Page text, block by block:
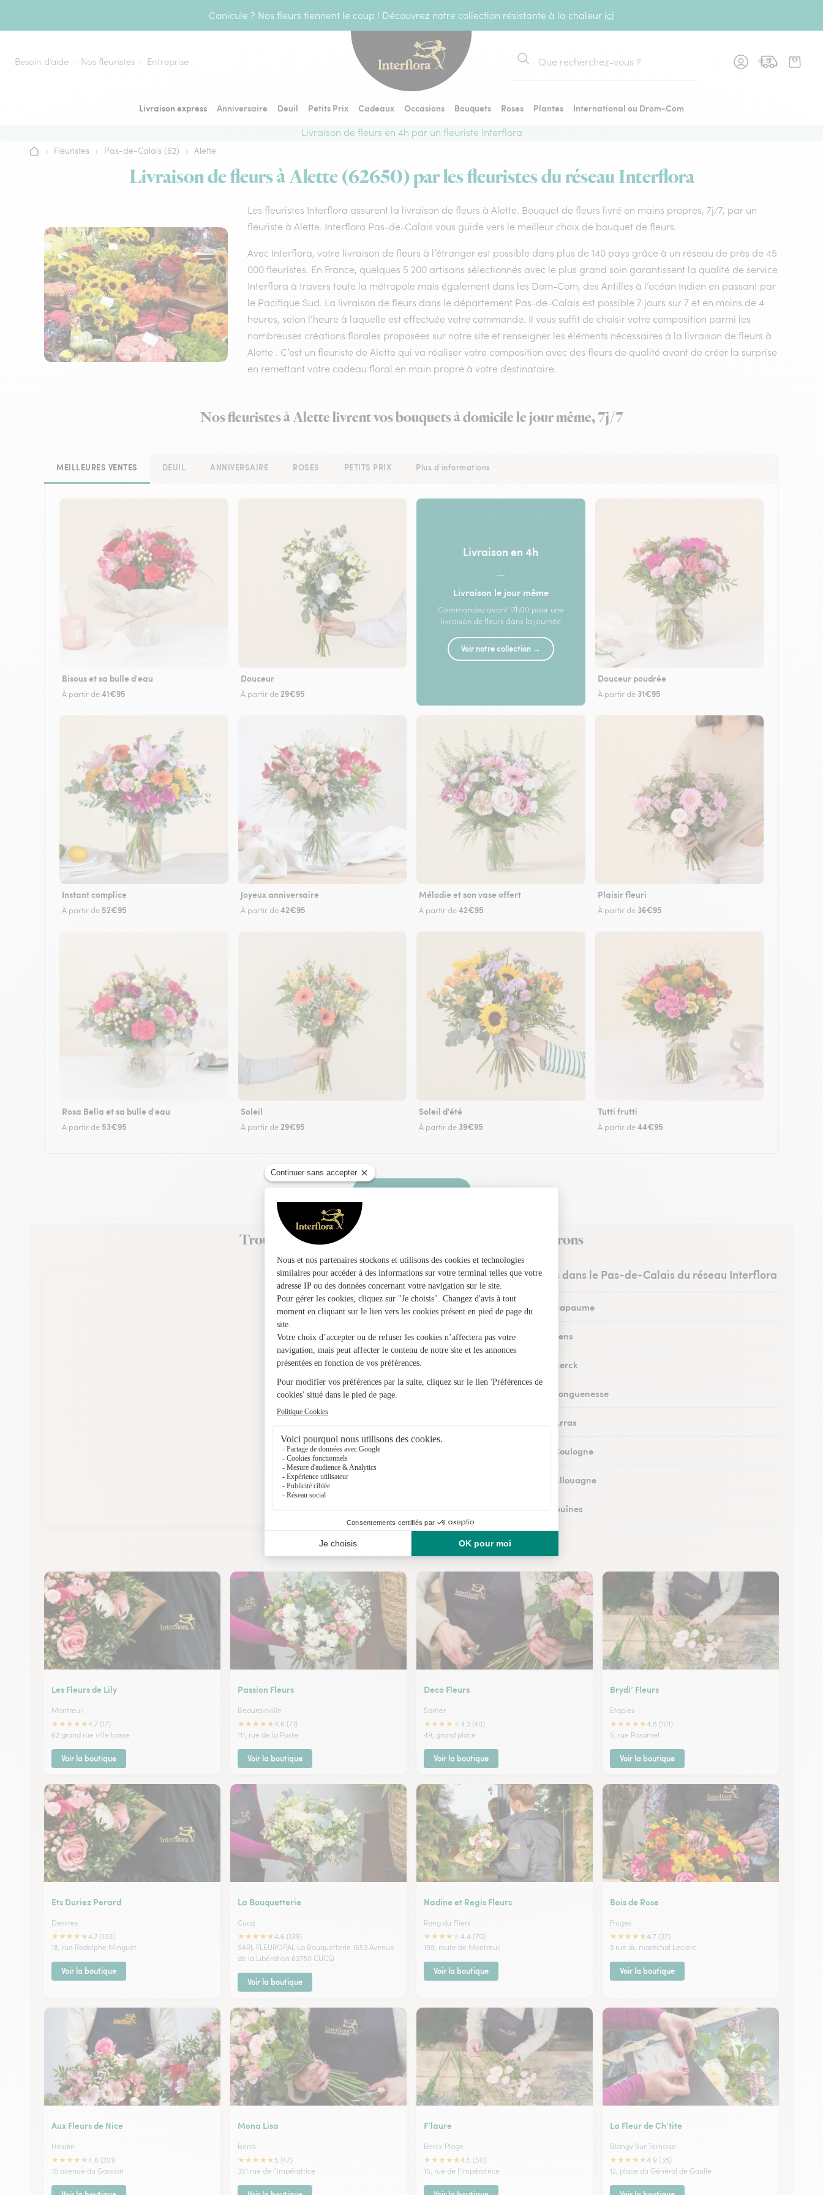
Canicule ? Nos fleurs tiennent le coup ! Découvrez notre collection résistante à la chaleur ici
Besoin d’aide Nos fleuristes Entreprise
Rechercher
Livraison express Anniversaire Deuil Petits Prix Cadeaux Occasions Bouquets Roses Plantes
International ou Drom-Com
Livraison de fleurs en 4h par un fleuriste Interflora
Accueil
› Fleuristes › Pas-de-Calais (62) › Alette
Livraison de fleurs à Alette (62650) par les fleuristes du réseau Interflora
Les fleuristes Interflora assurent la livraison de fleurs à Alette. Bouquet de fleurs livré en mains propres, 7j/7, par un
fleuriste à Alette. Interflora Pas-de-Calais vous guide vers le meilleur choix de bouquet de fleurs.
Avec Interflora, votre livraison de fleurs à l’étranger est possible dans plus de 140 pays grâce à un réseau de près de 45
000 fleuristes. En France, quelques 5 200 artisans sélectionnés avec le plus grand soin garantissent la qualité de service
Interflora à travers toute la métropole mais également dans les Dom-Com, des Antilles à l’océan Indien en passant par
le Pacifique Sud. La livraison de fleurs dans le département Pas-de-Calais est possible 7 jours sur 7 et en moins de 4
heures, selon l’heure à laquelle est effectuée votre commande. Il vous suffit de choisir votre composition parmi les
nombreuses créations florales proposées sur notre site et renseigner les éléments nécessaires à la livraison de fleurs à
Alette . C’est un fleuriste de Alette qui va réaliser votre composition avec des fleurs de qualité avant de créer la surprise
en remettant votre cadeau floral en main propre à votre destinataire.
Nos fleuristes à Alette livrent vos bouquets à domicile le jour même, 7j/7
MEILLEURES VENTES DEUIL ANNIVERSAIRE ROSES PETITS PRIX Plus d'informations
Bisous et sa bulle d'eau
À partir de41€95
Douceur
À partir de 29€95
Livraison en 4h
—
Livraison le jour même
Commandez avant 17h00 pour une
livraison de fleurs dans la journée
Voir notre collection →
Douceur poudrée
À partir de 31€95
Instant complice
À partir de 52€95
Joyeux anniversaire
À partir de42€95
Mélodie et son vase offert
À partir de42€95
Plaisir fleuri
À partir de 36€95
Rosa Bella et sa bulle d'eau
À partir de 53€95
Soleil
À partir de 29€95
Soleil d'été
À partir de 39€95
Tutti frutti
À partir de44€95
Faire livrer des fleurs
Trouvez un fleuriste Interflora à Alette et dans ses environs
Les fleuristes dans le Pas-de-Calais du réseau Interflora
Fleuristes à Bapaume
Fleuristes à Lens
Fleuristes à Berck
Fleuristes à Longuenesse
Fleuristes à Arras
Fleuristes à Coulogne
Fleuristes à Allouagne
Fleuristes à Guînes
Nos fleuristes à Alette
Les Fleurs de Lily
Montreuil
★★★★★4.7 (17)
62 grand rue ville basse
Voir la boutique
Passion Fleurs
Beaurainville
★★★★★4.6 (71)
111, rue de la Poste
Voir la boutique
Deco Fleurs
Samer
★★★★
4.2 (40)
49, grand place
Voir la boutique
Brydi’ Fleurs
Etaples
★★★★★4.8 (101)
5, rue Rosamel
Voir la boutique
Ets Duriez Perard
Desvres
★★★★★4.7 (103)
18, rue Rodolphe Minguet
Voir la boutique
La Bouquetterie
Cucq
★★★★★4.6 (139)
SARL FLEUROPAL La Bouquetterie 1553 Avenue
de la Libération 62780 CUCQ
Voir la boutique
Nadine et Regis Fleurs
Rang du Fliers
★★★★
4.4 (70)
199, route de Montreuil
Voir la boutique
Bois de Rose
Fruges
★★★★★4.7 (37)
3 rue du maréchal Leclerc
Voir la boutique
Aux Fleurs de Nice
Hesdin
★★★★★4.6 (201)
16 avenue du Gassion
Mona Lisa
Berck
★★★★★ 5 (47)
351 rue de l'impératrice
F’laure
Berck Plage
★★★★★4.5 (50)
15, rue de l'Impératrice
La Fleur de Ch’tite
Blangy Sur Ternoise
★★★★★4.9 (38)
12, place du Général de Gaulle